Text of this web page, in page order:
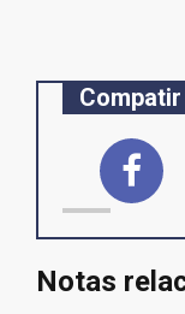
Compatir
Notas